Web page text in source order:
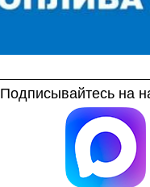
Подписывайтесь на